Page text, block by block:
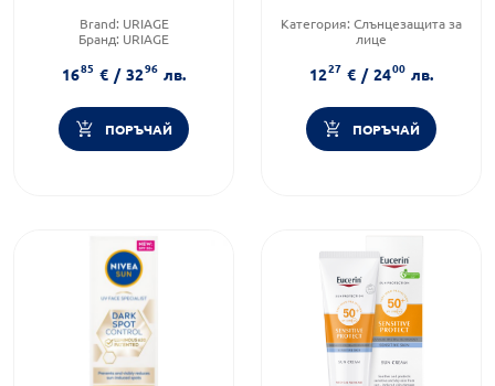
Brand: URIAGE
Бранд: URIAGE
1685 € / 3296 лв.
ПОРЪЧАЙ
Категория: Слънцезащита за
лице
Форма на продукта:крем
1227 € / 2400 лв.
ПОРЪЧАЙ